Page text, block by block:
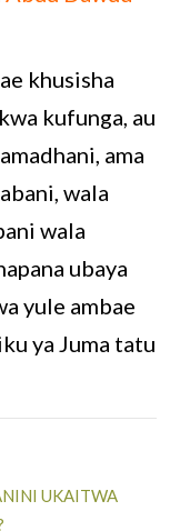
khusisha
kufunga, au
ama
wala
wala
ubaya
yule ambae
ya Juma tatu
UKAITWA